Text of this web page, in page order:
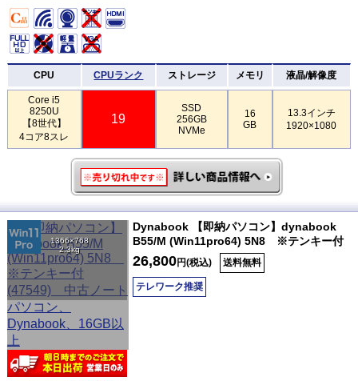
CPU CPUランク ストレージ メモリ 液晶/解像度
Core i5
8250U
【8世代】
4コア8スレ
19
SSD
256GB
NVMe
16
GB
13.3インチ
1920×1080
1366×768
2.3kg
Dynabook 【即納パソコン】dynabook
B55/M (Win11pro64) 5N8 ※テンキー付
26,800円(税込) 送料無料
テレワーク推奨